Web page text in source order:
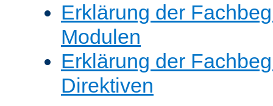
Erklärung der
Modulen
Erklärung der
Direktiven